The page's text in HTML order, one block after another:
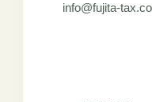
info@fujita-